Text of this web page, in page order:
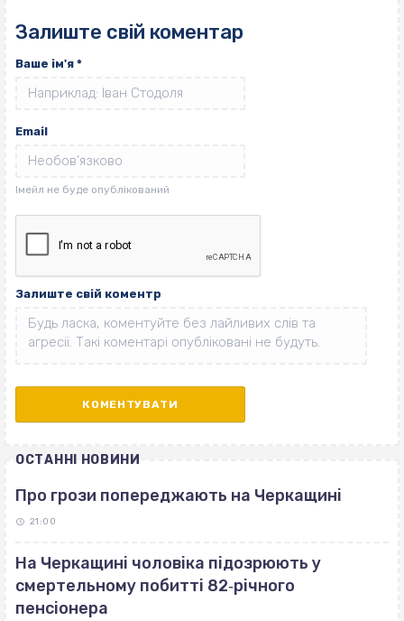
Залиште свій коментар
Ваше ім'я *
Email
Залиште свій коментр
ОСТАННІ НОВИНИ
Про грози попереджають на Черкащині
21:00
На Черкащині чоловіка підозрюють у
смертельному побитті 82‐річного
пенсіонера